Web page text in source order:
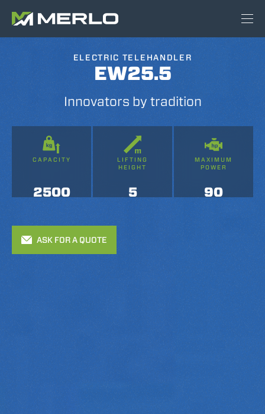
ELECTRIC TELEHANDLER
EW25.5
Innovators by tradition
CAPACITY
2500
LIFTING
HEIGHT
5
MAXIMUM
POWER
90
ASK FOR A QUOTE